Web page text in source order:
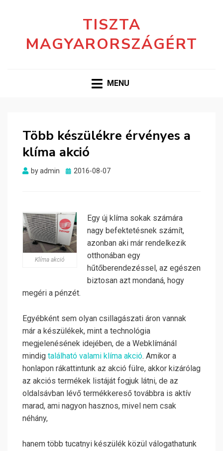
TISZTA
MAGYARORSZÁGÉRT
MENU
Több készülékre érvényes a
klíma akció
byadmin
Posted
2016-08-07
Klíma akció
Egy új klíma sokak számára
nagy befektetésnek számít,
azonban aki már rendelkezik
otthonában egy
hűtőberendezéssel, az egészen
biztosan azt mondaná, hogy
megéri a pénzét.
Egyébként sem olyan csillagászati áron vannak
már a készülékek, mint a technológia
megjelenésének idejében, de a Webklímánál
mindig található valami klíma akció. Amikor a
honlapon rákattintunk az akció fülre, akkor kizárólag
az akciós termékek listáját fogjuk látni, de az
oldalsávban lévő termékkereső továbbra is aktív
marad, ami nagyon hasznos, mivel nem csak
néhány,
hanem több tucatnyi készülék közül válogathatunk